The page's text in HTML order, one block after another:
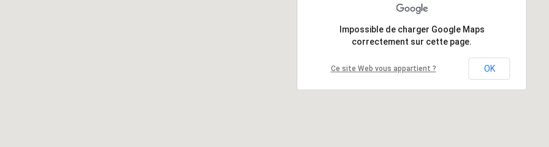
Impossible de charger Google Maps
correctement sur cette page.
Ce site Web vous appartient ? OK
Impossible de charger Google Maps
correctement sur cette page.
Ce site Web vous appartient ? OK